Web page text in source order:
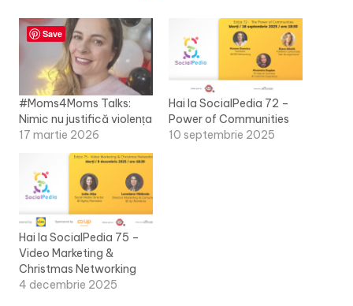
#Moms4Moms Talks:
Nimic nu justifică violența
17 martie 2026
Hai la SocialPedia 72 –
Power of Communities
10 septembrie 2025
Hai la SocialPedia 75 –
Video Marketing &
Christmas Networking
4 decembrie 2025
Save